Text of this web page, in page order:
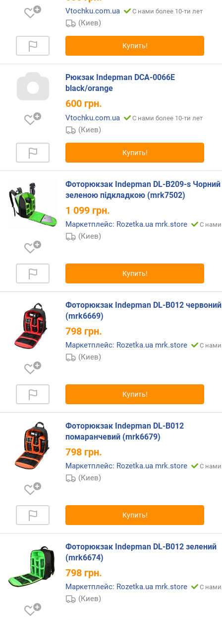
а
з
а
б
е
(
в
н
н
е
л
е
н
и
я
(
ш
)
Vtochku.com.ua С нами более 10-ти лет
(Киев)
Купить!
Рюкзак Indepman DCA-0066E
black/orange
600 грн.
Vtochku.com.ua С нами более 10-ти лет
(Киев)
Купить!
Фоторюкзак Indepman DL-B209-s Чорний
зеленою підкладкою (mrk7502)
1 099 грн.
Маркетплейс: Rozetka.ua mrk.store С нами
(Киев)
Купить!
Фоторюкзак Indepman DL-B012 червоний
(mrk6669)
798 грн.
Маркетплейс: Rozetka.ua mrk.store С нами
(Киев)
Купить!
Фоторюкзак Indepman DL-B012
помаранчевий (mrk6679)
798 грн.
Маркетплейс: Rozetka.ua mrk.store С нами
(Киев)
Купить!
Фоторюкзак Indepman DL-B012 зелений
(mrk6674)
798 грн.
Маркетплейс: Rozetka.ua mrk.store С нами
(Киев)